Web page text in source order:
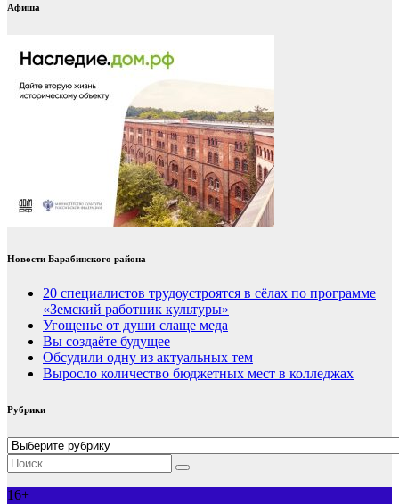
Афиша
Новости Барабинского района
20 специалистов трудоустроятся в сёлах по программе
«Земский работник культуры»
Угощенье от души слаще меда
Вы создаёте будущее
Обсудили одну из актуальных тем
Выросло количество бюджетных мест в колледжах
Рубрики
Рубрики
16+